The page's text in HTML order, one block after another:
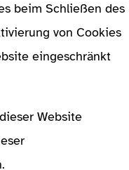
beim Schließen des
von Cookies
eingeschränkt
Website